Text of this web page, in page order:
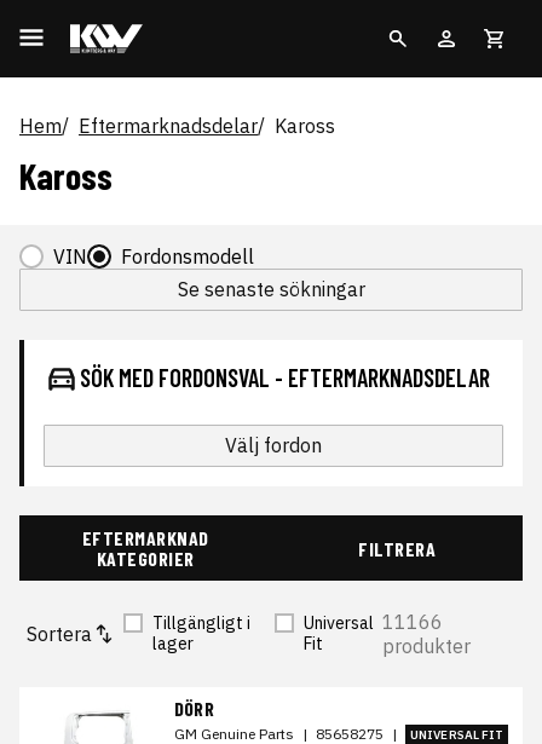
Hem Eftermarknadsdelar Kaross
Kaross
VIN
Fordonsmodell
Se senaste sökningar
SÖK MED FORDONSVAL - EFTERMARKNADSDELAR
Välj fordon
EFTERMARKNAD
KATEGORIER
FILTRERA
Sortera
Tillgängligt i
lager
Universal
Fit
11166
produkter
DÖRR
GM Genuine Parts | 85658275 | UNIVERSAL FIT